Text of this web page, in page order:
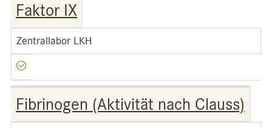
Faktor IX
Zentrallabor LKH
Fibrinogen (Aktivität nach Clauss)